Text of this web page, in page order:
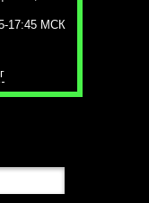
17:45 МСК